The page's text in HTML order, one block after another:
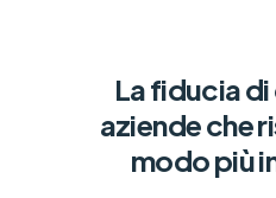
La fiducia
aziende che
modo più